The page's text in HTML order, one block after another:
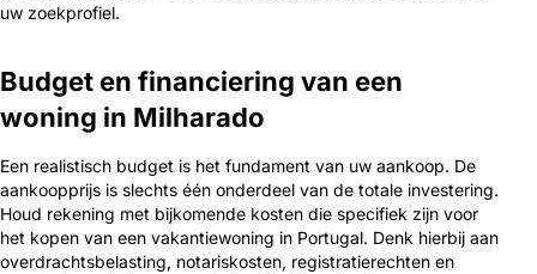
uw zoekprofiel.
Budget en financiering van een
woning in Milharado
Een realistisch budget is het fundament van uw aankoop. De
aankoopprijs is slechts één onderdeel van de totale investering.
Houd rekening met bijkomende kosten die specifiek zijn voor
het kopen van een vakantiewoning in Portugal. Denk hierbij aan
overdrachtsbelasting, notariskosten, registratierechten en